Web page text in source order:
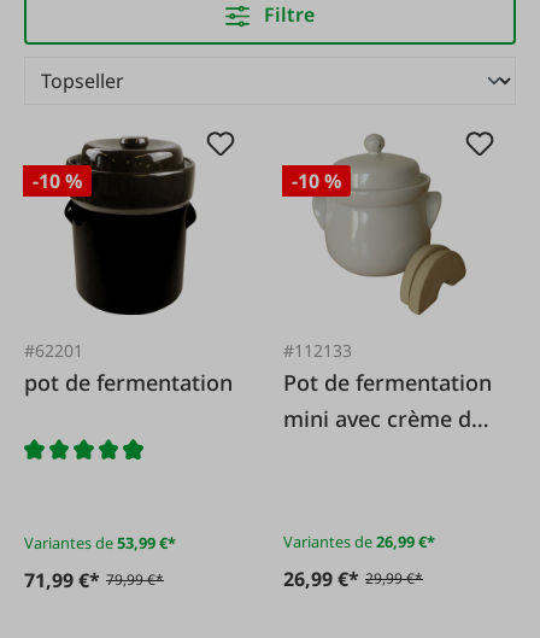
Filtre
-10 %
#62201
pot de fermentation
Variantes de53,99 €*
71,99 €* 79,99 €*
-10 %
#112133
Pot de fermentation
mini avec crème de
Variantes de26,99 €*
26,99 €* 29,99 €*